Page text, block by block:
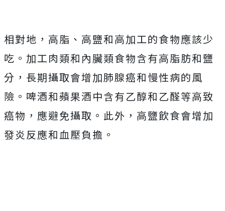
相對地，高脂、高鹽和高加工的食物應該少
吃。加工肉類和內臟類食物含有高脂肪和鹽
分，長期攝取會增加肺腺癌和慢性病的風
險。啤酒和蘋果酒中含有乙醇和乙醛等高致
癌物，應避免攝取。此外，高鹽飲食會增加
發炎反應和血壓負擔。